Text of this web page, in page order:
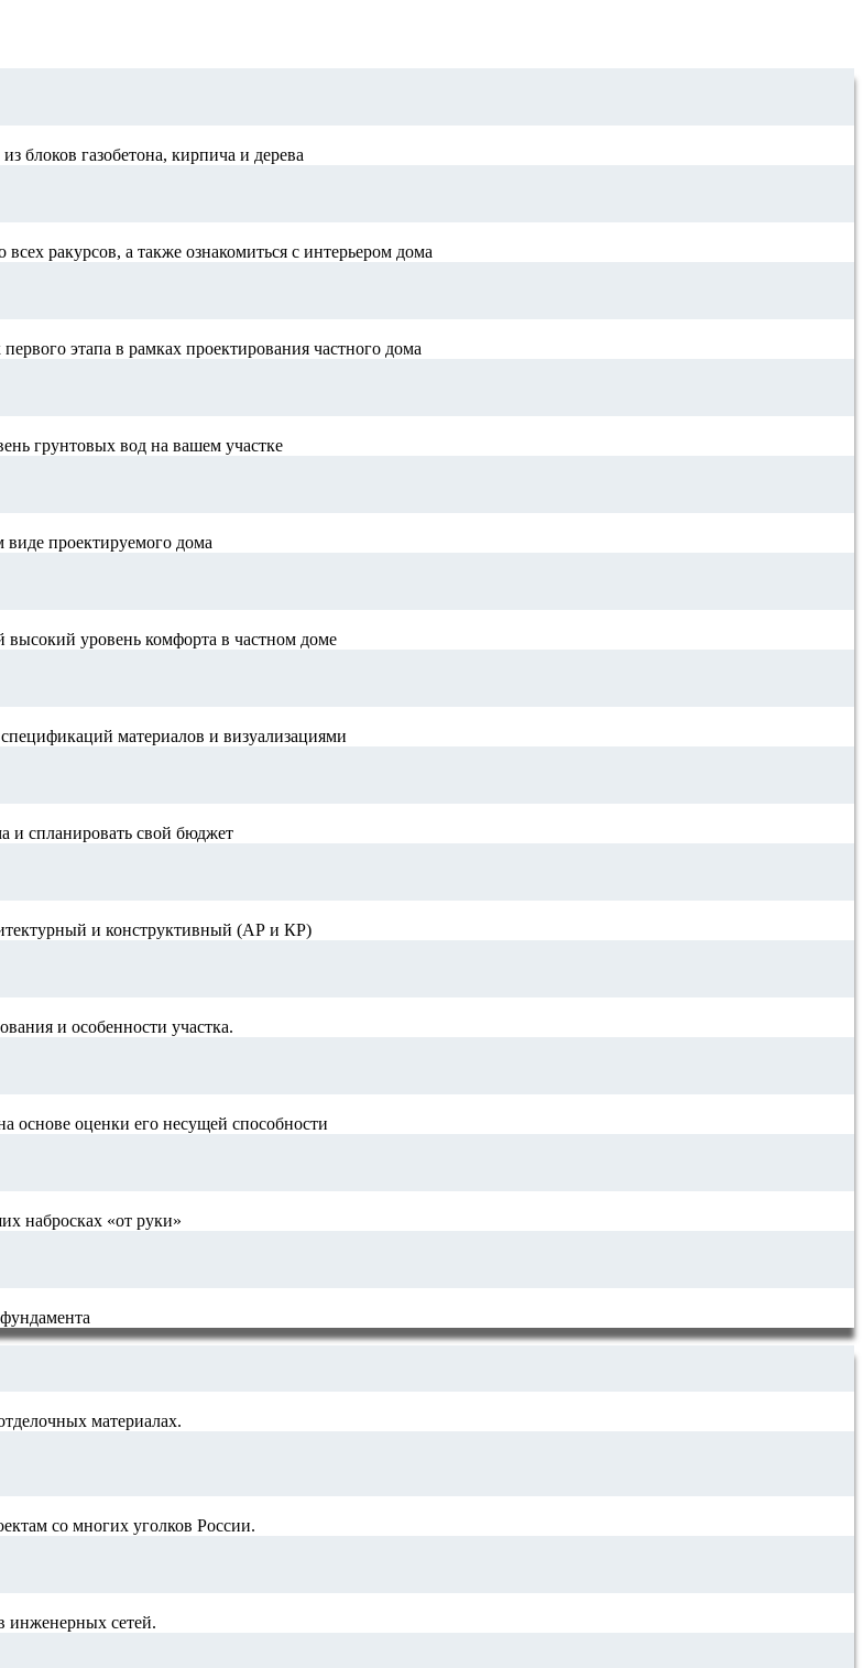
блоков газобетона, кирпича и дерева
ракурсов, а также ознакомиться с интерьером дома
этапа в рамках проектирования частного дома
грунтовых вод на вашем участке
проектируемого дома
уровень комфорта в частном доме
материалов и визуализациями
и спланировать свой бюджет
и конструктивный (АР и КР)
и особенности участка.
основе оценки его несущей способности
набросках «от руки»
материалах.
со многих уголков России.
инженерных сетей.